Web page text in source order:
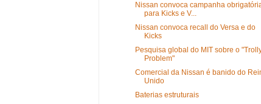
Nissan convoca campanha
para Kicks e V...
Nissan convoca recall do Versa e do
Kicks
Pesquisa global do MIT sobre o
Problem"
Comercial da Nissan é banido do
Unido
Baterias estruturais